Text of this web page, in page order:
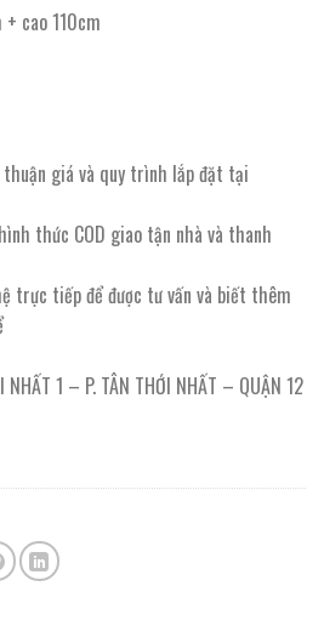
cao 110cm
giá và quy trình lắp đặt tại
thức COD giao tận nhà và thanh
trực tiếp để được tư vấn và biết thêm
1 – P. TÂN THỚI NHẤT – QUẬN 12